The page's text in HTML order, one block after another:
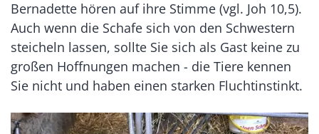
Bernadette hören auf ihre Stimme (vgl. Joh 10,5).
Auch wenn die Schafe sich von den Schwestern
steicheln lassen, sollte Sie sich als Gast keine zu
großen Hoffnungen machen - die Tiere kennen
Sie nicht und haben einen starken Fluchtinstinkt.